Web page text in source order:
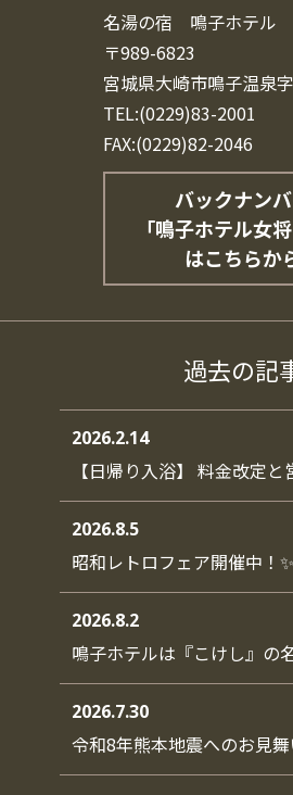
名湯の宿 鳴子ホテル
〒989-6823
宮城県大崎市鳴子温泉
TEL:(0229)83-2001
FAX:(0229)82-2046
バックナン
「鳴子ホテル女将
はこちらか
過去の記
2026.2.14
【日帰り入浴】 料金改定
2026.8.5
昭和レトロフェア開催中！
2026.8.2
鳴子ホテルは『こけし』の
2026.7.30
令和8年熊本地震へのお見